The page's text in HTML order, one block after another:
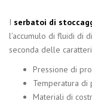
I serbatoi di
l’accumulo di fluidi di
seconda delle
Pressione di
Temperatura di
Materiali di